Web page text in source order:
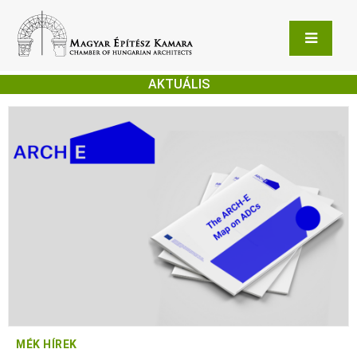
AKTUÁLIS
MÉK HÍREK